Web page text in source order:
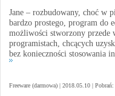
Jane – rozbudowany, choć w
bardzo prostego, program
możliwości stworzony
programistach, chcących
bez konieczności stosowania
Freeware (darmowa) | 2018.05.10 |